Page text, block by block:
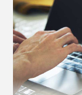
工場での3回に
い基準で検査